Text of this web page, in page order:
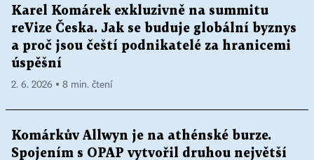
Karel Komárek exkluzivně na summitu
reVize Česka. Jak se buduje globální byznys
a proč jsou čeští podnikatelé za hranicemi
úspěšní
2. 6. 2026 ▪ 8 min. čtení
Komárkův Allwyn je na athénské burze.
Spojením s OPAP vytvořil druhou největší